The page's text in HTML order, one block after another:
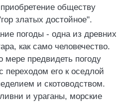
обществу
златых достойное".
погоды - одна из древних
как само человечество.
мере предвидеть погоду
переходом его к оседлой
и скотоводством.
и ураганы, морские